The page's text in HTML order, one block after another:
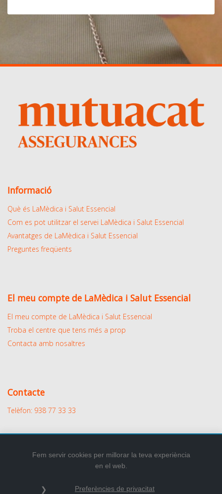
Informació
Què és LaMèdica i Salut Essencial
Com es pot utilitzar el servei LaMèdica i Salut Essencial
Avantatges de LaMèdica i Salut Essencial
Preguntes freqüents
El meu compte de LaMèdica i Salut Essencial
El meu compte de LaMèdica i Salut Essencial
Troba el centre que tens més a prop
Contacta amb nosaltres
Contacte
Telèfon: 938 77 33 33
© Tots els drets reservats.
Fem servir cookies per millorar la teva experiència
en el web.
Preferències de privacitat